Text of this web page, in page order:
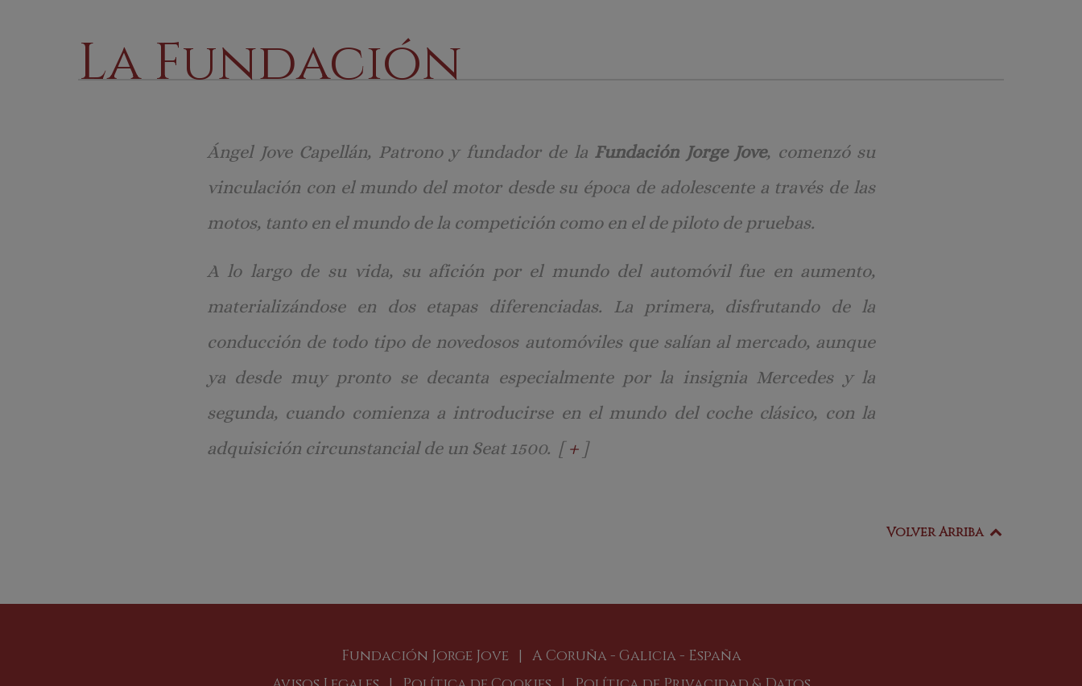
La Fundación
Ángel Jove Capellán, Patrono y fundador de la Fundación Jorge Jove, comenzó su
vinculación con el mundo del motor desde su época de adolescente a través de las
motos, tanto en el mundo de la competición como en el de piloto de pruebas.
A lo largo de su vida, su afición por el mundo del automóvil fue en aumento,
materializándose en dos etapas diferenciadas. La primera, disfrutando de la
conducción de todo tipo de novedosos automóviles que salían al mercado, aunque
ya desde muy pronto se decanta especialmente por la insignia Mercedes y la
segunda, cuando comienza a introducirse en el mundo del coche clásico, con la
adquisición circunstancial de un Seat 1500. [+]
Volver Arriba
Fundación Jorge Jove | A Coruña - Galicia - España